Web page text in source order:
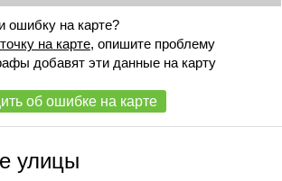
ошибку на карте?
точку на карте, опишите проблему
добавят эти данные на карту
об ошибке на карте
улицы